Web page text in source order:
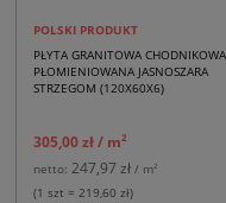
POLSKI PRODUKT
PŁYTA GRANITOWA CHODNIKOWA
PŁOMIENIOWANA JASNOSZARA
STRZEGOM (120X60X6)
305,00 zł/ m2
netto: 247,97 zł / m2
(1 szt = 219,60 zł)